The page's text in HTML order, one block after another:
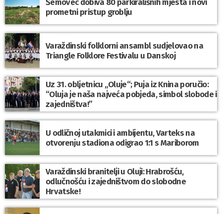
prometni pristup groblju
Varaždinski folklorni ansambl sudjelovao na
Triangle Folklore Festivalu u Danskoj
Uz 31. obljetnicu „Oluje“; Puja iz Knina poručio:
“Oluja je naša najveća pobjeda, simbol slobode i
zajedništva!”
U odličnoj utakmici i ambijentu, Varteks na
otvorenju stadiona odigrao 1:1 s Mariborom
Varaždinski branitelji u Oluji: Hrabrošću,
odlučnošću i zajedništvom do slobodne
Hrvatske!